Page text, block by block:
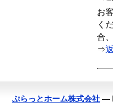
お
く
合
⇒
ぷらっとホーム株式会社 —